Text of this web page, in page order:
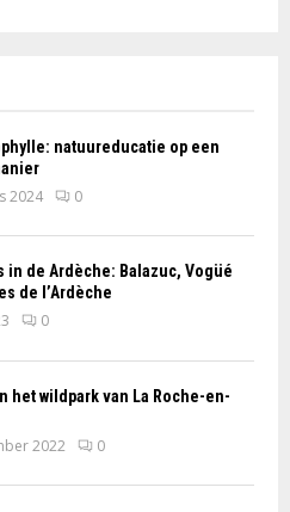
natuureducatie op een
2024 0
in de Ardèche: Balazuc, Vogüé
de l’Ardèche
0
het wildpark van La Roche-en-
2022 0